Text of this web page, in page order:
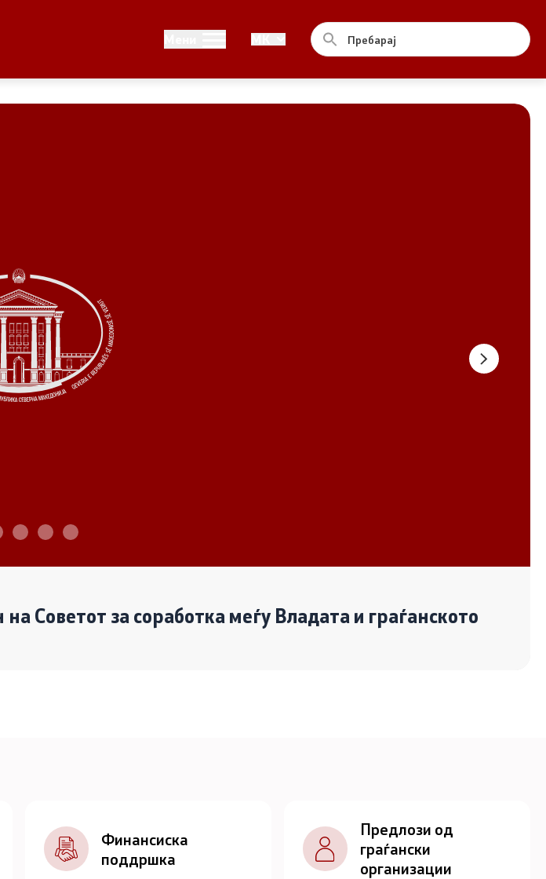
Совет
Финансиска поддршка
Прегледи
Програми
Советот за соработка меѓу Владата и граѓанското
Финансиска
поддршка
Предлози од
граѓански
организации